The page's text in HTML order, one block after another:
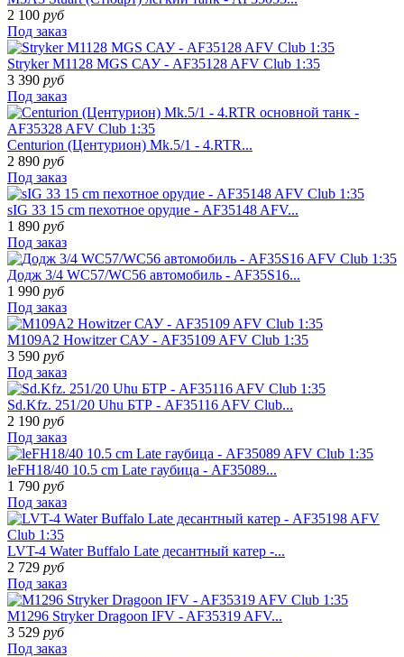
2 100 руб
Под заказ
Stryker M1128 MGS САУ - AF35128 AFV Club 1:35
3 390 руб
Под заказ
Centurion (Центурион) Mk.5/1 - 4.RTR...
2 890 руб
Под заказ
sIG 33 15 cm пехотное орудие - AF35148 AFV...
1 890 руб
Под заказ
Додж 3/4 WC57/WC56 автомобиль - AF35S16...
1 990 руб
Под заказ
M109A2 Howitzer САУ - AF35109 AFV Club 1:35
3 590 руб
Под заказ
Sd.Kfz. 251/20 Uhu БТР - AF35116 AFV Club...
2 190 руб
Под заказ
leFH18/40 10.5 cm Late гаубица - AF35089...
1 790 руб
Под заказ
LVT-4 Water Buffalo Late десантный катер -...
2 729 руб
Под заказ
M1296 Stryker Dragoon IFV - AF35319 AFV...
3 529 руб
Под заказ